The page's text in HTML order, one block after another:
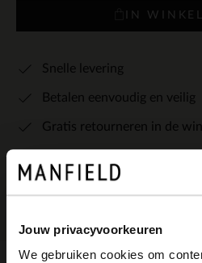
Jouw privacyvoorkeuren
We gebruiken cookies om
IN
Snelle levering
Betalen eenvoudig en veilig
Gratis retourneren in de
Bekijk de winkelvoorraad